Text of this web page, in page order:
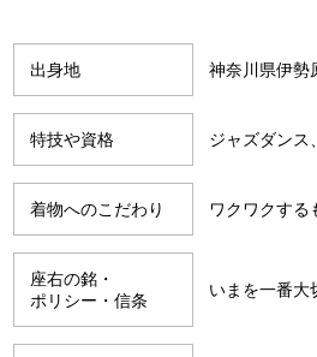
出身地 神奈川県伊勢
特技や資格 ジャズダンス
着物へのこだわり ワクワクする
座右の銘・
ポリシー・信条
いまを一番大